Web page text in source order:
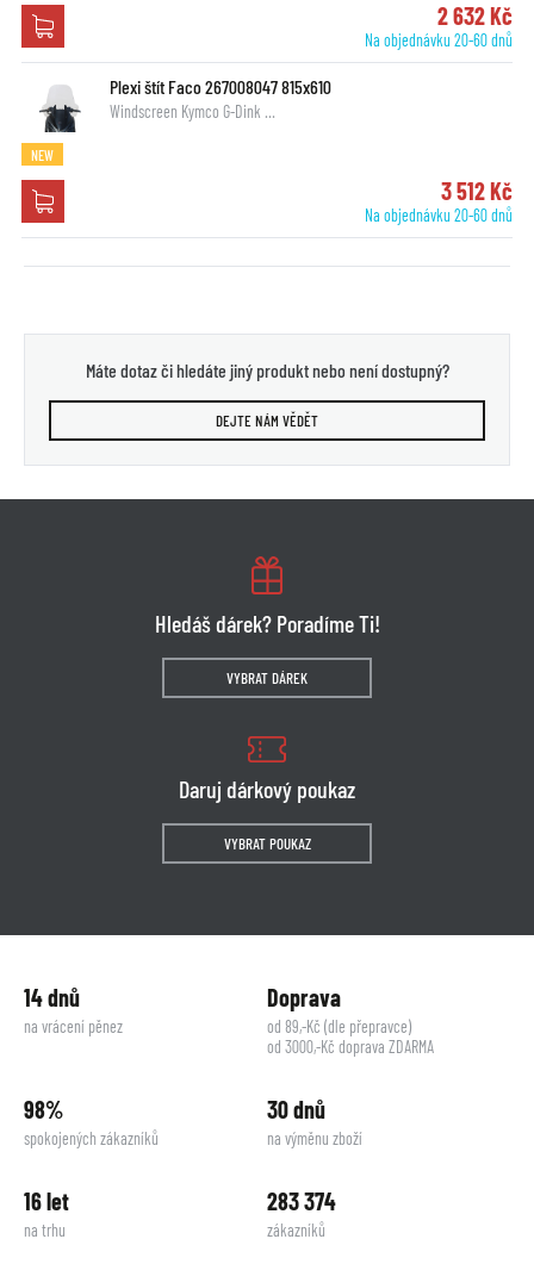
2 632 Kč
Na objednávku 20-60 dnů
Plexi štít Faco 267008047 815x610
Windscreen Kymco G-Dink …
NEW
3 512 Kč
Na objednávku 20-60 dnů
Máte dotaz či hledáte jiný produkt nebo není dostupný?
DEJTE NÁM VĚDĚT
Hledáš dárek? Poradíme Ti!
VYBRAT DÁREK
Daruj dárkový poukaz
VYBRAT POUKAZ
14 dnů
na vrácení pěnez
Doprava
od 89,-Kč (dle přepravce)
od 3000,-Kč doprava ZDARMA
98%
spokojených zákazníků
30 dnů
na výměnu zboží
16 let
na trhu
283 374
zákazníků